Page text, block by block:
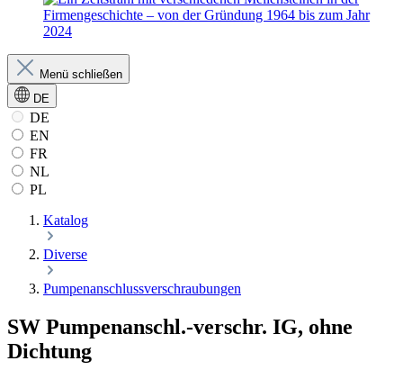
Menü schließen
DE
DE
EN
FR
NL
PL
Katalog
Diverse
Pumpenanschlussverschraubungen
SW Pumpenanschl.-verschr. IG, ohne
Dichtung